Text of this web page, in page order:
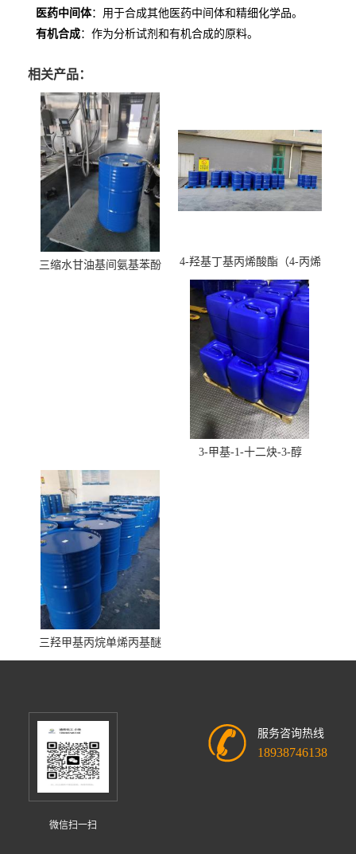
医药中间体：用于合成其他医药中间体和精细化学品。
有机合成：作为分析试剂和有机合成的原料。
相关产品：
三缩水甘油基间氨基苯酚
4-羟基丁基丙烯酸酯（4-丙烯
酸羟丁酯）
3-甲基-1-十二炔-3-醇
三羟甲基丙烷单烯丙基醚
微信扫一扫
服务咨询热线
18938746138